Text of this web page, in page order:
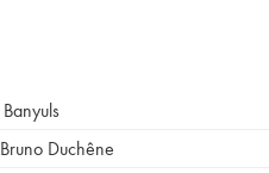
Banyuls
Bruno Duchêne